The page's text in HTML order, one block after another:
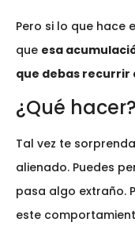
Pero si lo que hace
que esa
que debas recurrir
¿Qué hacer?
Tal vez te
alienado. Puedes
pasa algo extraño.
este